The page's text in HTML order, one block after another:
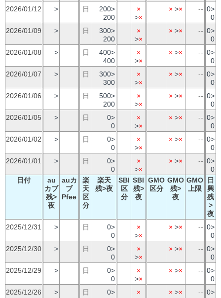
2026/01/12
> 日
200>
200
×
>×
× >× -- 0>
0
2026/01/09
> 日
300>
200
×
>×
× >× -- 0>
0
2026/01/08
> 日
400>
400
×
>×
× >× -- 0>
0
2026/01/07
> 日
300>
300
×
>×
× >× -- 0>
0
2026/01/06
> 日
500>
200
×
>×
× >× -- 0>
0
2026/01/05
> 日
0>
0
×
>×
× >× -- 0>
0
2026/01/02
> 日
0>
0
×
>×
× >× -- 0>
0
2026/01/01
> 日
0>
0
×
>×
× >× -- 0>
0
日付
au
カブ
残>
夜
auカ
ブ
Pfee
楽
天
区
分
楽天
残>夜
SBI
区
分
SBI
残>
夜
GMO
区分
GMO
残>
夜
GMO
上限
日
興
残
>
夜
2025/12/31
> 日
0>
0
×
>×
× >× -- 0>
0
2025/12/30
> 日
0>
0
×
>×
× >× -- 0>
0
2025/12/29
> 日
0>
0
×
>×
× >× -- 0>
0
2025/12/26
> 日
0>
×
× >× -- 0>